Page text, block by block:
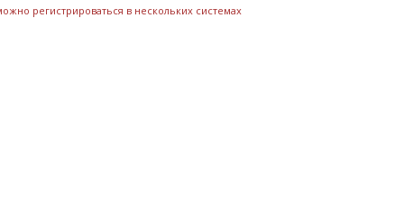
регистрироваться в нескольких системах